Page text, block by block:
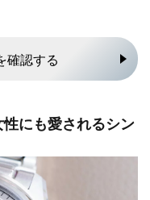
確認する
にも愛されるシン